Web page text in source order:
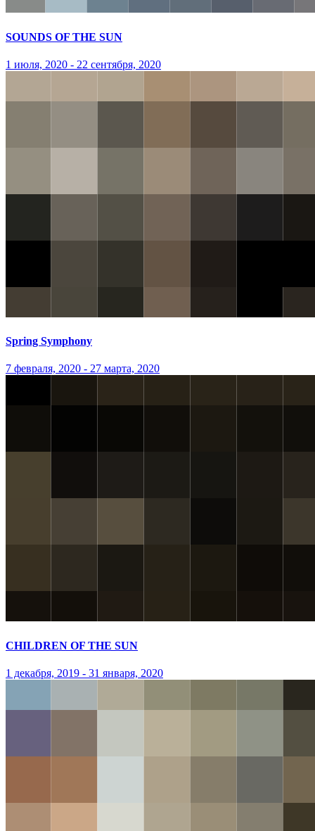
SOUNDS OF THE SUN
1 июля, 2020 - 22 сентября, 2020
Spring Symphony
7 февраля, 2020 - 27 марта, 2020
CHILDREN OF THE SUN
1 декабря, 2019 - 31 января, 2020